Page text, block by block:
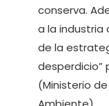
conserva.
a la industria
de la
desperdicio”
(Ministerio